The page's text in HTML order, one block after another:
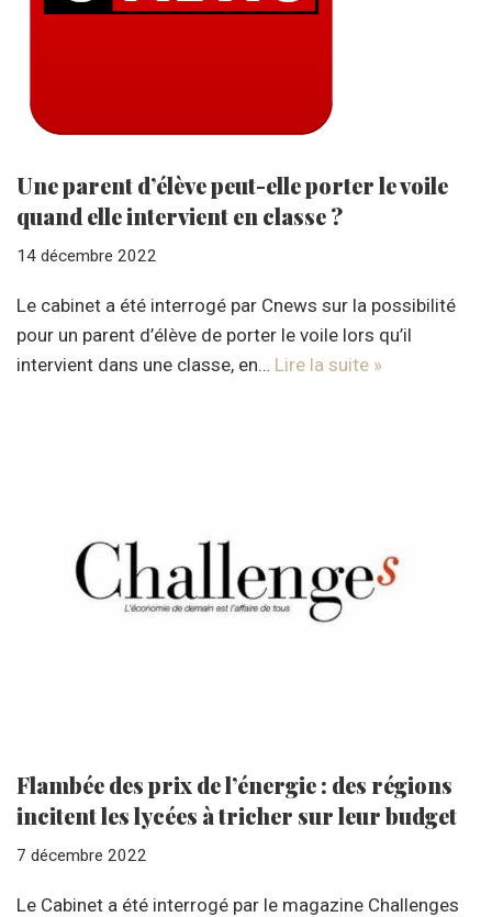
Une parent d’élève peut-elle porter le voile
quand elle intervient en classe ?
14 décembre 2022
Le cabinet a été interrogé par Cnews sur la possibilité
pour un parent d’élève de porter le voile lors qu’il
intervient dans une classe, en… Lire la suite »
Flambée des prix de l’énergie : des régions
incitent les lycées à tricher sur leur budget
7 décembre 2022
Le Cabinet a été interrogé par le magazine Challenges